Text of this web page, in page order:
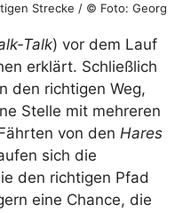
Strecke / © Foto: Georg
Talk) vor dem Lauf
erklärt. Schließlich
den richtigen Weg,
Stelle mit mehreren
von den Hares
sich die
den richtigen Pfad
eine Chance, die